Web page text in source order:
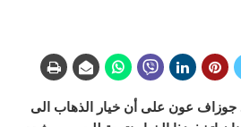
جوزاف عون على أن خيار الذهاب الى